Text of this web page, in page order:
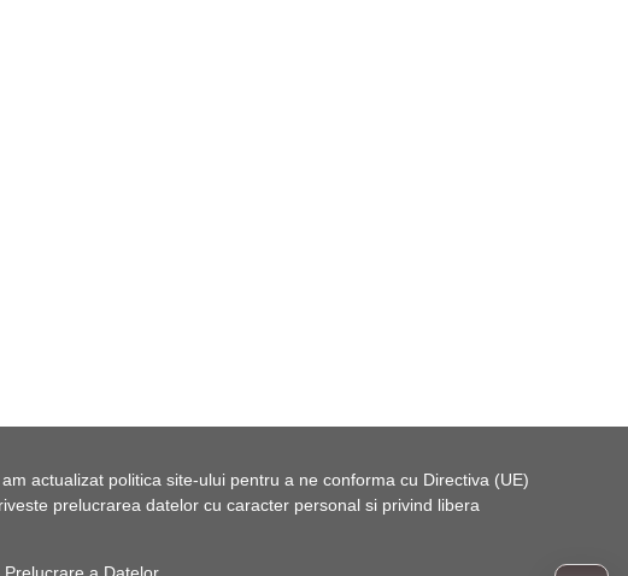
actualizat politica site-ului pentru a ne conforma cu Directiva (UE)
prelucrarea datelor cu caracter personal si privind libera